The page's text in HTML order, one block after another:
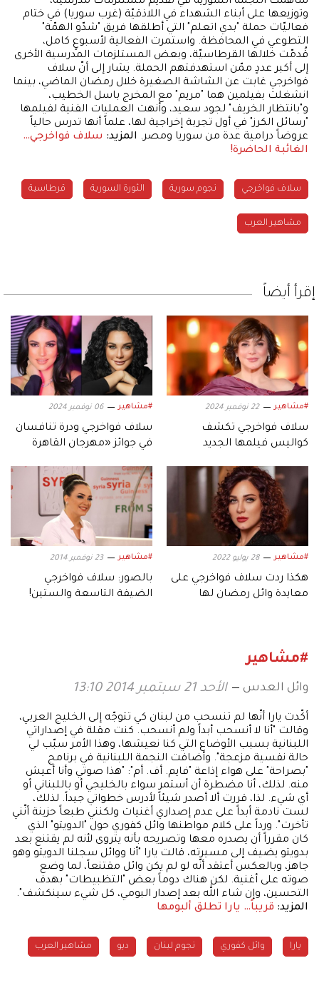
وتوزيعها على أبناء الشهداء في اللاذقيّة (غرب سوريا) في ختام
فعاليّات حملة "بدي اتعلم" التي أطلقها فريق "شدّو الهمّة"
التطوعي في المحافظة. واستمرت الفعالية لأسبوعٍ كامل،
قُدمّت خلالها القرطاسيّة، وبعض المستلزمات المدرسية الأخرى
إلى أكبر عددٍ ممّن استهدفتهم الحملة. يشار إلى أنّ سلاف
فواخرجي غابت عن الشاشة الصغيرة خلال رمضان الماضي، بينما
انشغلت بفيلمين هما "مريم" مع المخرج باسل الخطيب،
و"بانتظار الخريف" لجود سعيد، وأنهت العمليات الفنية لفيلمها
"رسائل الكرز" في أول تجربة إخراجية لها، علماً أنها تدرس حالياً
عروضاً درامية عدة من سوريا ومصر. المزيد: سلاف فواخرجي…
الغائبة الحاضرة!
سلاف فواخرجي نجوم سورية الثورة السورية قرطاسية
مشاهير العرب
إقرأ أيضاً
#مشاهير 22 نوفمبر 2024
سلاف فواخرجي تكشف
كواليس فيلمها الجديد
#مشاهير 06 نوفمبر 2024
سلاف فواخرجي ودرة تنافسان
في جوائز «مهرجان القاهرة
#مشاهير 28 يوليو 2022
هكذا ردت سلاف فواخرجي على
معايدة وائل رمضان لها
#مشاهير 23 نوفمبر 2014
بالصور: سلاف فواخرجي
الضيفة التاسعة والستين!
#مشاهير
وائل العدس الأحد 21 سبتمبر 2014 13:10
أكّدت يارا أنّها لم تنسحب من لبنان كي تتوجّه إلى الخليج العربي،
وقالت "أنا لا أنسحب أبداً ولم أنسحب. كنت مقلة في إصداراتي
اللبنانية بسبب الأوضاع التي كنا نعيشها، وهذا الأمر سبّب لي
حالة نفسية مزعجة". وأضافت النجمة اللبنانية في برنامج
"بصراحة" على هواء إذاعة "فايم. أف. أم": "هذا صوتي وأنا أعيش
منه. لذلك، أنا مضطرة أن أستمر سواء بالخليجي أو باللبناني أو
أي شيء. لذا، قررت ألا أصدر شيئاً لأدرس خطواتي جيداً. لذلك،
لست نادمة أبداً على عدم إصداري أغنيات ولكنني طبعاً حزينة أنّني
تأخرت". ورداً على كلام مواطنها وائل كفوري حول "الدويتو" الذي
كان مقرراً أن يصدره معها وتصريحه بأنه يتروى لأنه لم يقتنع بعد
بدويتو يضيف إلى مسيرته، قالت يارا "أنا ووائل سجلنا الدويتو وهو
جاهز، وبالعكس أعتقد أنّه لو لم يكن وائل مقتنعاً، لما وضع
صوته على أغنية. لكن هناك دوماً بعض "التظبيطات" بهدف
التحسين، وإن شاء الله بعد إصدار البومي، كل شيء سينكشف".
المزيد: قريباً… يارا تطلق ألبومها
يارا وائل كفوري نجوم لبنان ديو مشاهير العرب